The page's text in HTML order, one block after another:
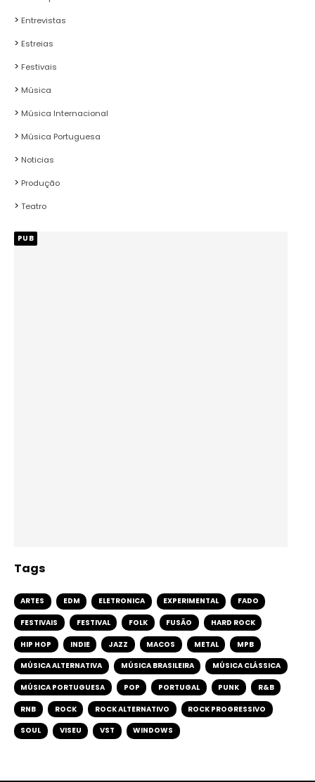
Entrevistas
Estreias
Festivais
Música
Música Internacional
Música Portuguesa
Noticias
Produção
Teatro
PUB
Tags
ARTES EDM ELETRONICA EXPERIMENTAL FADO
FESTIVAIS FESTIVAL FOLK FUSÃO HARD ROCK
HIP HOP INDIE JAZZ MACOS METAL MPB
MÚSICA ALTERNATIVA MÚSICA BRASILEIRA MÚSICA CLÁSSICA
MÚSICA PORTUGUESA POP PORTUGAL PUNK R&B
RNB ROCK ROCK ALTERNATIVO ROCK PROGRESSIVO
SOUL VISEU VST WINDOWS